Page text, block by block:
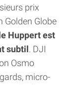
prix
Golden Globe
Huppert est
subtil. DJI
Osmo
micro-